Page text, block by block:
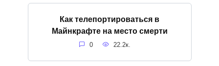
Как телепортироваться в
Майнкрафте на место смерти
0 22.2к.